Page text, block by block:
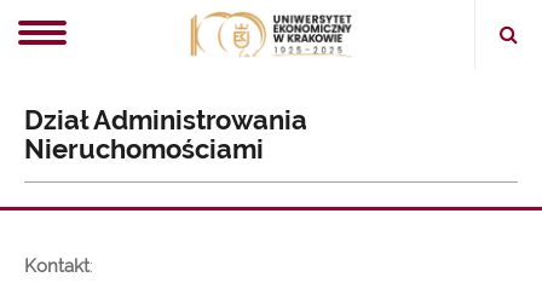
Open
Dział Administrowania
Nieruchomościami
Kontakt: